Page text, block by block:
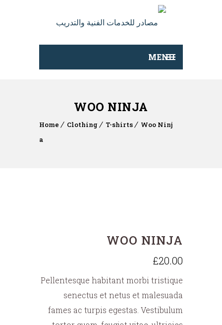
MENU
WOO NINJA
Home Clothing T-shirts
Woo Ninj
a
WOO NINJA
£20.00
Pellentesque habitant morbi tristique
senectus et netus et malesuada
fames ac turpis egestas. Vestibulum